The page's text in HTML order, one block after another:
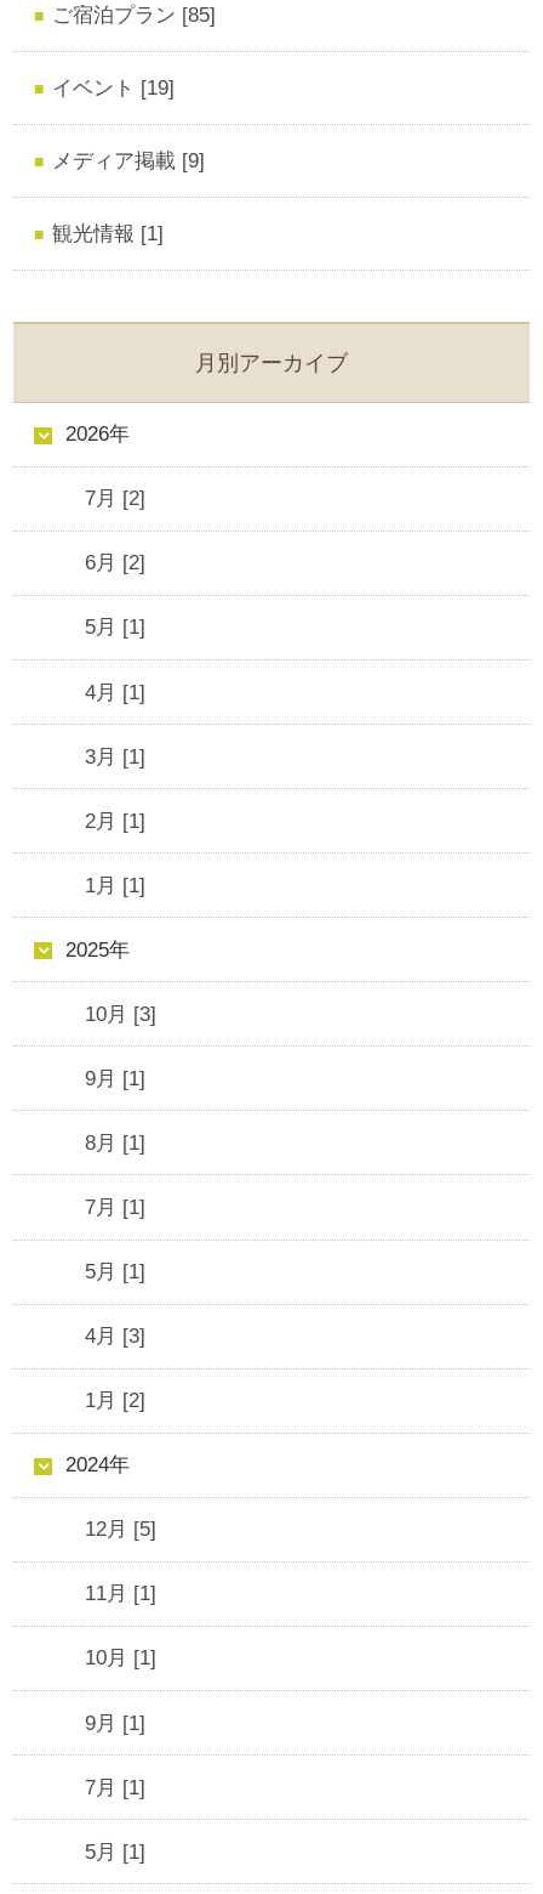
ご宿泊プラン [85]
イベント [19]
メディア掲載 [9]
観光情報 [1]
月別アーカイブ
2026年
7月 [2]
6月 [2]
5月 [1]
4月 [1]
3月 [1]
2月 [1]
1月 [1]
2025年
10月 [3]
9月 [1]
8月 [1]
7月 [1]
5月 [1]
4月 [3]
1月 [2]
2024年
12月 [5]
11月 [1]
10月 [1]
9月 [1]
7月 [1]
5月 [1]